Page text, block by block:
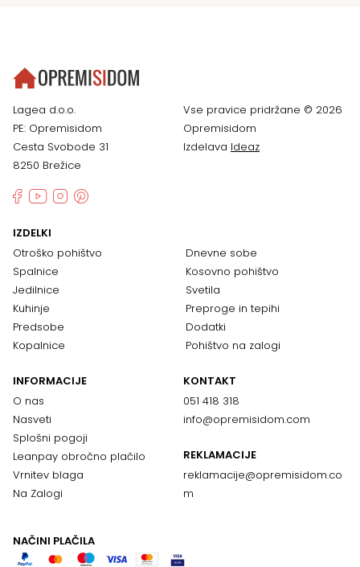
Lagea d.o.o.
PE: Opremisidom
Cesta Svobode 31
8250 Brežice
Vse pravice pridržane © 2026
Opremisidom
Izdelava Ideaz
IZDELKI
Otroško pohištvo
Spalnice
Jedilnice
Kuhinje
Predsobe
Kopalnice
Dnevne sobe
Kosovno pohištvo
Svetila
Preproge in tepihi
Dodatki
Pohištvo na zalogi
INFORMACIJE
O nas
Nasveti
Splošni pogoji
Leanpay obročno plačilo
Vrnitev blaga
Na Zalogi
KONTAKT
051 418 318
info@opremisidom.com
REKLAMACIJE
reklamacije@opremisidom.co
m
NAČINI PLAČILA